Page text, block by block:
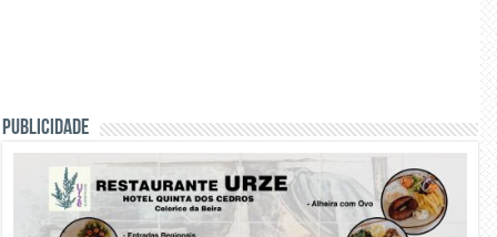
PUBLICIDADE